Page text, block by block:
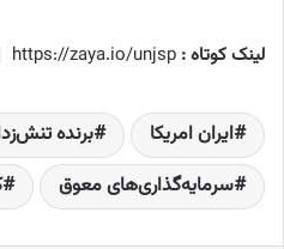
لینک کوتاه : https://zaya.io/unjsp
ایران امریکا برنده
سرمایه‌گذاری‌های معوق